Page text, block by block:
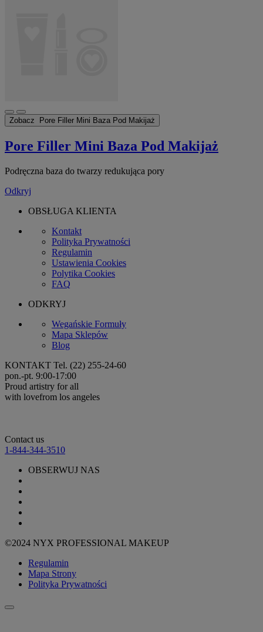
Zobacz Pore Filler Mini Baza Pod Makijaż
Pore Filler Mini Baza Pod Makijaż
Podręczna baza do twarzy redukująca pory
Odkryj
OBSŁUGA KLIENTA
Kontakt
Polityka Prywatności
Regulamin
Ustawienia Cookies
Polytika Cookies
FAQ
ODKRYJ
Wegańskie Formuły
Mapa Sklepów
Blog
KONTAKT Tel. (22) 255-24-60
pon.-pt. 9:00-17:00
Proud artistry for all
with lovefrom los angeles
Contact us
1-844-344-3510
OBSERWUJ NAS
©2024 NYX PROFESSIONAL MAKEUP
Regulamin
Mapa Strony
Polityka Prywatności